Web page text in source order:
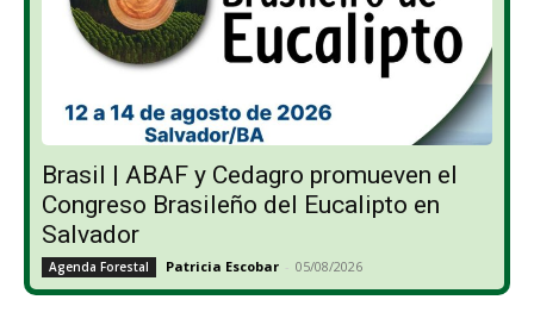
Brasil | ABAF y Cedagro promueven el
Congreso Brasileño del Eucalipto en
Salvador
Agenda Forestal Patricia Escobar - 05/08/2026